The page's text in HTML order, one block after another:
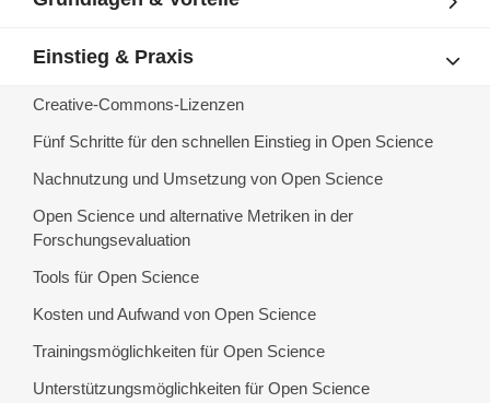
Einstieg & Praxis
Creative-Commons-Lizenzen
Fünf Schritte für den schnellen Einstieg in Open Science
Nachnutzung und Umsetzung von Open Science
Open Science und alternative Metriken in der
Forschungsevaluation
Tools für Open Science
Kosten und Aufwand von Open Science
Trainingsmöglichkeiten für Open Science
Unterstützungsmöglichkeiten für Open Science